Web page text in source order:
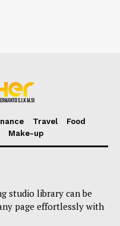
Travel
Food
Make-up
studio library can be
page effortlessly with